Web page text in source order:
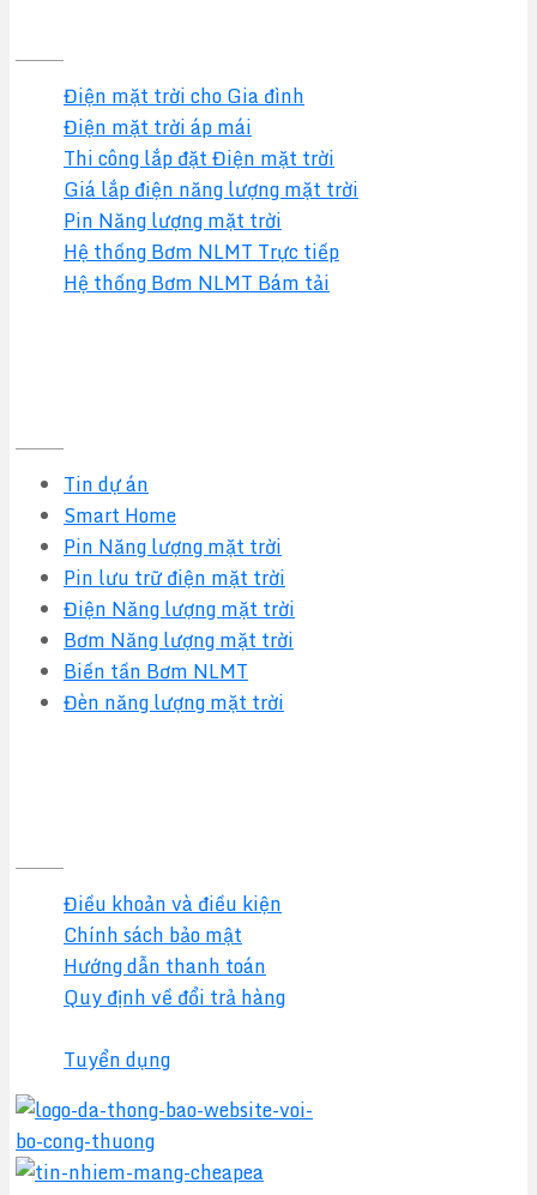
Điện mặt trời cho Gia đình
Điện mặt trời áp mái
Thi công lắp đặt Điện mặt trời
Giá lắp điện năng lượng mặt trời
Pin Năng lượng mặt trời
Hệ thống Bơm NLMT Trực tiếp
Hệ thống Bơm NLMT Bám tải
Tin dự án
Smart Home
Pin Năng lượng mặt trời
Pin lưu trữ điện mặt trời
Điện Năng lượng mặt trời
Bơm Năng lượng mặt trời
Biến tần Bơm NLMT
Đèn năng lượng mặt trời
Điều khoản và điều kiện
Chính sách bảo mật
Hướng dẫn thanh toán
Quy định về đổi trả hàng
Tuyển dụng